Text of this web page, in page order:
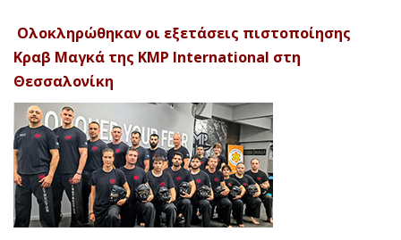
Ολοκληρώθηκαν οι εξετάσεις πιστοποίησης
Κραβ Μαγκά της KMP International στη
Θεσσαλονίκη